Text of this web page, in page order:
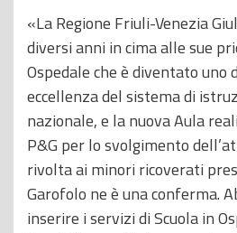
«La Regione Friuli-Venezia
diversi anni in cima alle sue
Ospedale che è diventato uno
eccellenza del sistema di
nazionale, e la nuova Aula
P&G per lo svolgimento
rivolta ai minori ricoverati
Garofolo ne è una conferma.
inserire i servizi di Scuola in